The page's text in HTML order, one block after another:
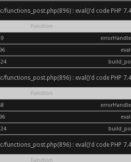
: eval()'d code PHP
Function
eval
: eval()'d code PHP
Function
eval
: eval()'d code PHP
Function